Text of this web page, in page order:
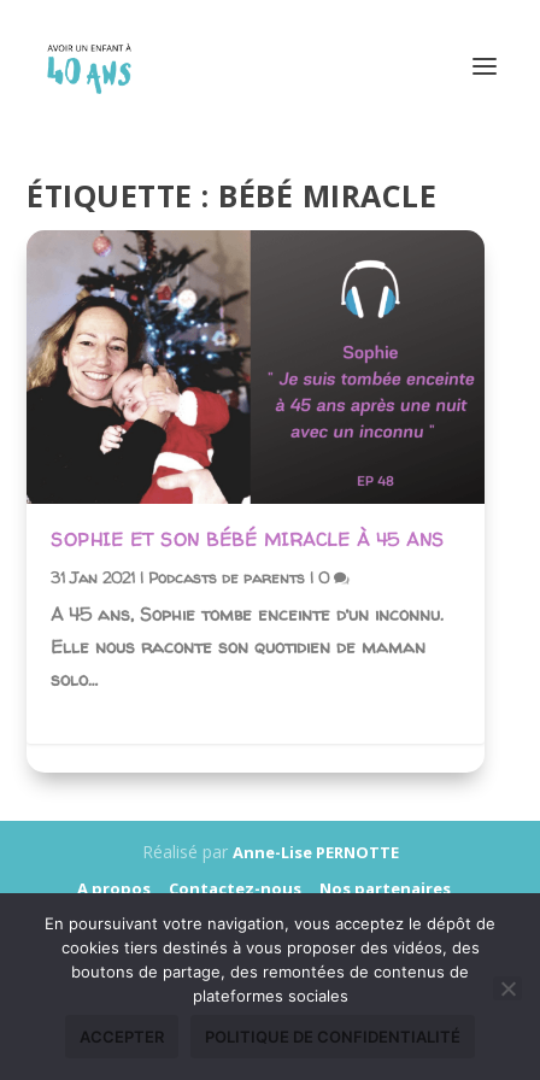
ÉTIQUETTE : BÉBÉ MIRACLE
SOPHIE ET SON BÉBÉ MIRACLE À 45 ANS
31 Jan 2021 | Podcasts de parents |0
A 45 ans, Sophie tombe enceinte d’un inconnu.
Elle nous raconte son quotidien de maman
solo…
Réalisé par Anne-Lise PERNOTTE
A propos
Contactez-nous
Nos partenaires
Annonceurs
Presse
Mentions légales
Données personnelles
En poursuivant votre navigation, vous acceptez le dépôt de
cookies tiers destinés à vous proposer des vidéos, des
boutons de partage, des remontées de contenus de
plateformes sociales
ACCEPTER POLITIQUE DE CONFIDENTIALITÉ